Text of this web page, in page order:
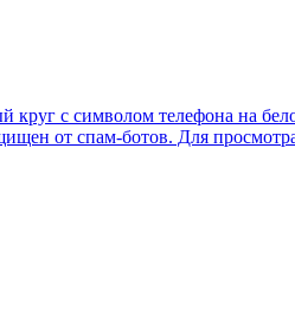
от спам-ботов. Для